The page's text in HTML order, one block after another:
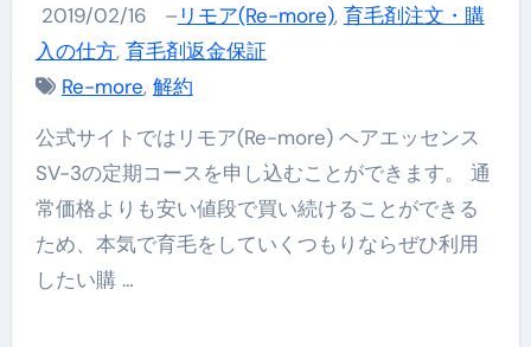
2019/02/16 – リモア(Re-more), 育毛剤注文・購
入の仕方, 育毛剤返金保証
Re-more, 解約
公式サイトではリモア(Re-more) ヘアエッセンス
SV-3の定期コースを申し込むことができます。 通
常価格よりも安い値段で買い続けることができる
ため、本気で育毛をしていくつもりならぜひ利用
したい購 …